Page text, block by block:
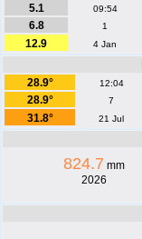
5.1
09:54
6.8
1
12.9
4 Jan
28.9°
12:04
28.9°
7
31.8°
21 Jul
824.7 mm
2026